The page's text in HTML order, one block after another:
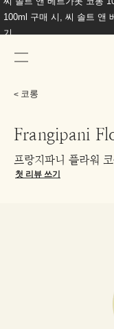
100ml 구매 시, 씨 솔트 앤
기
코롱
Frangipani
프랑지파니 플라워
첫 리뷰 쓰기